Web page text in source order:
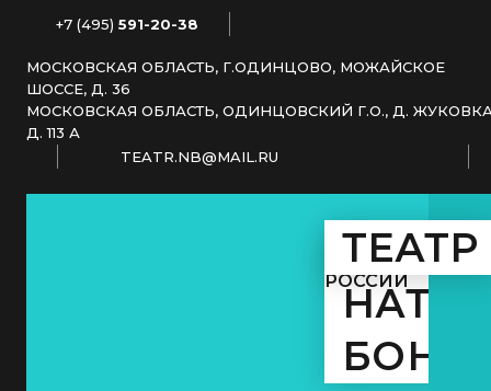
+7 (495) 591-20-38
МОСКОВСКАЯ ОБЛАСТЬ, Г.ОДИНЦОВО, МОЖАЙСКОЕ
ШОССЕ, Д. 36
МОСКОВСКАЯ ОБЛАСТЬ, ОДИНЦОВСКИЙ Г.О., Д.
Д. 113 А
TEATR.NB@MAIL.RU
ТЕАТР
КУЛЬТУРЫ
ЗАСЛУЖЕННОЙ
РОССИИ